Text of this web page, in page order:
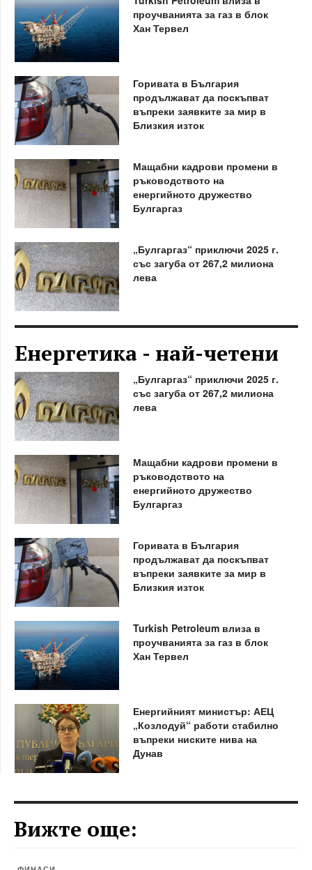
проучванията за газ в блок
Хан Тервел
Горивата в България
продължават да поскъпват
въпреки заявките за мир в
Близкия изток
Мащабни кадрови промени в
ръководството на
енергийното дружество
Булгаргаз
„Булгаргаз“ приключи 2025 г.
със загуба от 267,2 милиона
лева
Енергетика - най-четени
„Булгаргаз“ приключи 2025 г.
със загуба от 267,2 милиона
лева
Мащабни кадрови промени в
ръководството на
енергийното дружество
Булгаргаз
Горивата в България
продължават да поскъпват
въпреки заявките за мир в
Близкия изток
Turkish Petroleum влиза в
проучванията за газ в блок
Хан Тервел
Енергийният министър: АЕЦ
„Козлодуй“ работи стабилно
въпреки ниските нива на
Дунав
Вижте още: